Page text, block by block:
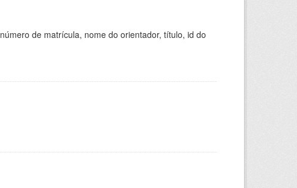
de matrícula, nome do orientador, título, id do